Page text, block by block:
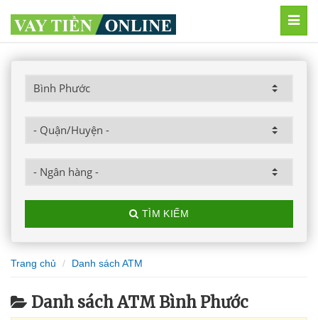
TÌM KIẾM
Trang chủ Danh sách ATM
Danh sách ATM Bình Phước